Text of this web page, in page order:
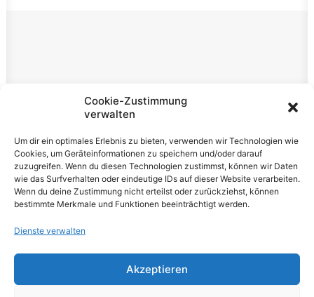
Cookie-Zustimmung
verwalten
Um dir ein optimales Erlebnis zu bieten, verwenden wir Technologien wie
Cookies, um Geräteinformationen zu speichern und/oder darauf
zuzugreifen. Wenn du diesen Technologien zustimmst, können wir Daten
wie das Surfverhalten oder eindeutige IDs auf dieser Website verarbeiten.
Wenn du deine Zustimmung nicht erteilst oder zurückziehst, können
bestimmte Merkmale und Funktionen beeinträchtigt werden.
Dienste verwalten
Akzeptieren
Rechtliches
Datenschutzerklärung
Cookie-Richtlinie (EU)